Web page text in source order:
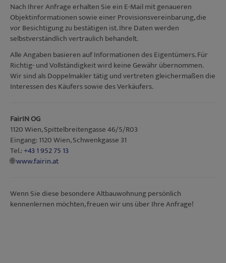
Nach Ihrer Anfrage erhalten Sie ein E-Mail mit genaueren
Objektinformationen sowie einer Provisionsvereinbarung, die
vor Besichtigung zu bestätigen ist. Ihre Daten werden
selbstverständlich vertraulich behandelt.
Alle Angaben basieren auf Informationen des Eigentümers. Für
Richtig- und Vollständigkeit wird keine Gewähr übernommen.
Wir sind als Doppelmakler tätig und vertreten gleichermaßen die
Interessen des Käufers sowie des Verkäufers.
FairIN OG
1120 Wien, Spittelbreitengasse 46/5/R03
Eingang: 1120 Wien, Schwenkgasse 31
Tel.:+43 1 952 75 13
🌐www.fairin.at
Wenn Sie diese besondere Altbauwohnung persönlich
kennenlernen möchten, freuen wir uns über Ihre Anfrage!